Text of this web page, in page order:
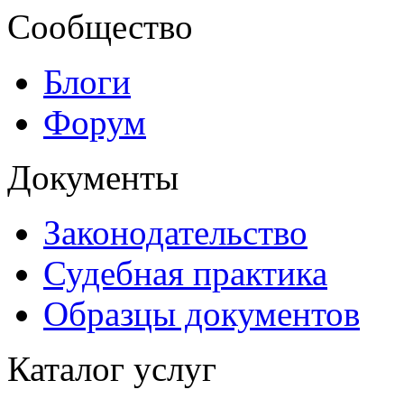
Сообщество
Блоги
Форум
Документы
Законодательство
Судебная практика
Образцы документов
Каталог услуг